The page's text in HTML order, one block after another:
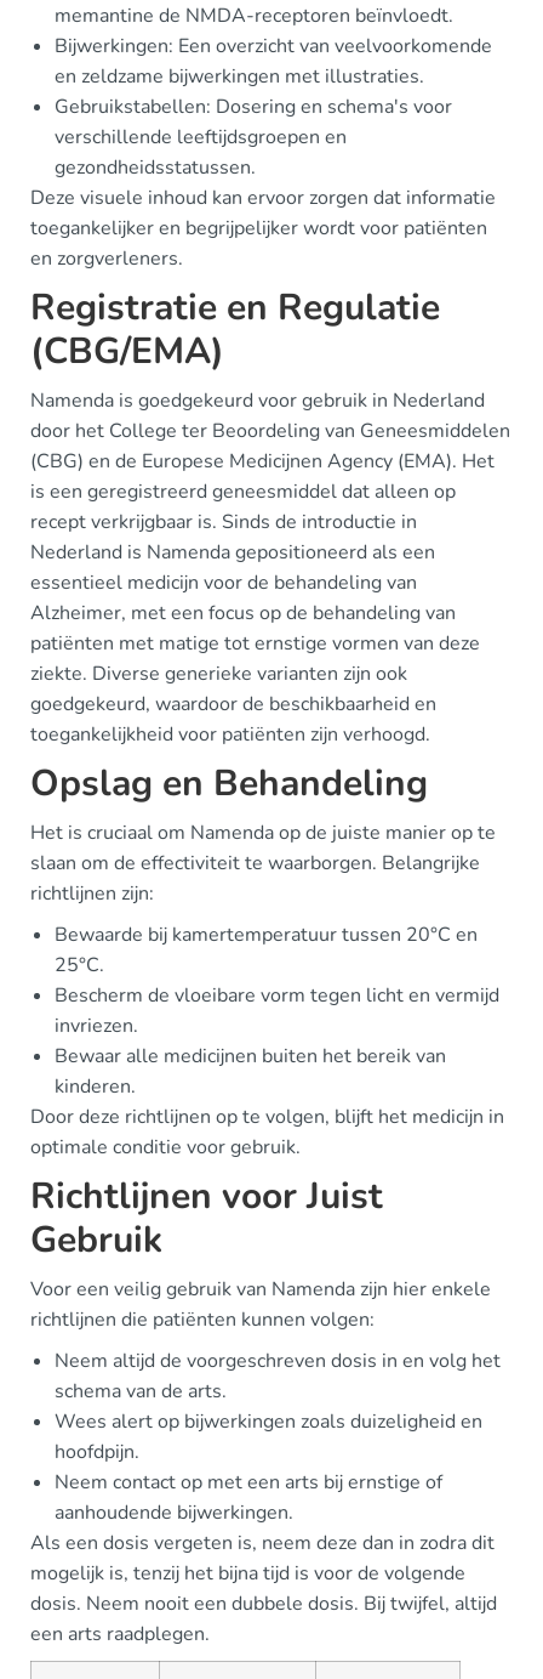
memantine de NMDA-receptoren beïnvloedt.
Bijwerkingen: Een overzicht van veelvoorkomende
en zeldzame bijwerkingen met illustraties.
Gebruikstabellen: Dosering en schema's voor
verschillende leeftijdsgroepen en
gezondheidsstatussen.
Deze visuele inhoud kan ervoor zorgen dat informatie
toegankelijker en begrijpelijker wordt voor patiënten
en zorgverleners.
Registratie en Regulatie
(CBG/EMA)
Namenda is goedgekeurd voor gebruik in Nederland
door het College ter Beoordeling van Geneesmiddelen
(CBG) en de Europese Medicijnen Agency (EMA). Het
is een geregistreerd geneesmiddel dat alleen op
recept verkrijgbaar is. Sinds de introductie in
Nederland is Namenda gepositioneerd als een
essentieel medicijn voor de behandeling van
Alzheimer, met een focus op de behandeling van
patiënten met matige tot ernstige vormen van deze
ziekte. Diverse generieke varianten zijn ook
goedgekeurd, waardoor de beschikbaarheid en
toegankelijkheid voor patiënten zijn verhoogd.
Opslag en Behandeling
Het is cruciaal om Namenda op de juiste manier op te
slaan om de effectiviteit te waarborgen. Belangrijke
richtlijnen zijn:
Bewaarde bij kamertemperatuur tussen 20°C en
25°C.
Bescherm de vloeibare vorm tegen licht en vermijd
invriezen.
Bewaar alle medicijnen buiten het bereik van
kinderen.
Door deze richtlijnen op te volgen, blijft het medicijn in
optimale conditie voor gebruik.
Richtlijnen voor Juist
Gebruik
Voor een veilig gebruik van Namenda zijn hier enkele
richtlijnen die patiënten kunnen volgen:
Neem altijd de voorgeschreven dosis in en volg het
schema van de arts.
Wees alert op bijwerkingen zoals duizeligheid en
hoofdpijn.
Neem contact op met een arts bij ernstige of
aanhoudende bijwerkingen.
Als een dosis vergeten is, neem deze dan in zodra dit
mogelijk is, tenzij het bijna tijd is voor de volgende
dosis. Neem nooit een dubbele dosis. Bij twijfel, altijd
een arts raadplegen.